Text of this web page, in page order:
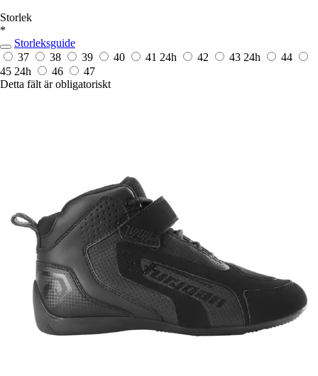
Storlek
*
Storleksguide
37
38 39 40 41 24h 42 43 24h
44
45 24h 46
47
Detta fält är obligatoriskt